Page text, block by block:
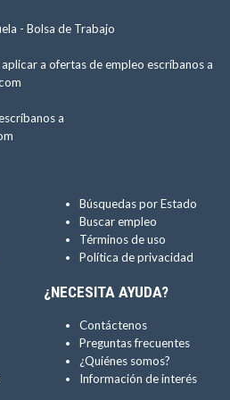
- Bolsa de Trabajo
a ofertas de empleo escríbanos a
a
Búsquedas por Estado
Buscar empleo
Términos de uso
Política de privacidad
¿NECESITA AYUDA?
Contáctenos
Preguntas frecuentes
¿Quiénes somos?
Información de interés